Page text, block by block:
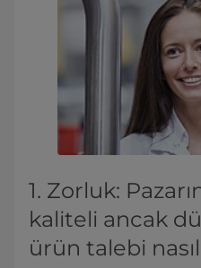
1. Zorluk:
kaliteli ancak
ürün talebi